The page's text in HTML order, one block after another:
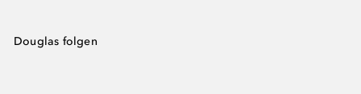
Douglas folgen